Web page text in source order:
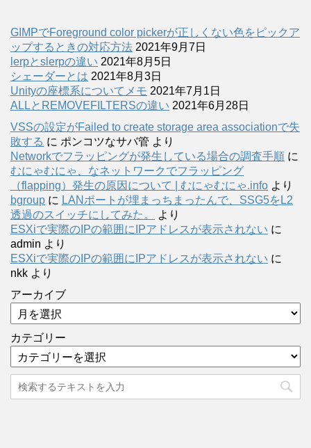
GIMPでForeground color pickerが正しくない色をピックア
ップするときの対応方法 2021年9月7日
lerpとslerpの違い 2021年8月5日
シェーダーとは 2021年8月3日
Unityの座標系についてメモ 2021年7月1日
ALLとREMOVEFILTERSの違い 2021年6月28日
VSSの設定がFailed to create storage area associationで失
敗する に ポンコツなサバ管 より
Networkでフラッピングが発生している場合の調査手順 に
むにゃむにゃ、なネットワークでフラッピング
（flapping）発生の原因について | むにゃむにゃ.info より
bgroup に LANポートが埋まっちまったんで、SSG5をL2
透過のスイッチにしてみた。
より
ESXiで実際のIPの範囲にIPアドレスが表示されない に
admin より
ESXiで実際のIPの範囲にIPアドレスが表示されない に
nkk より
アーカイブ
カテゴリー